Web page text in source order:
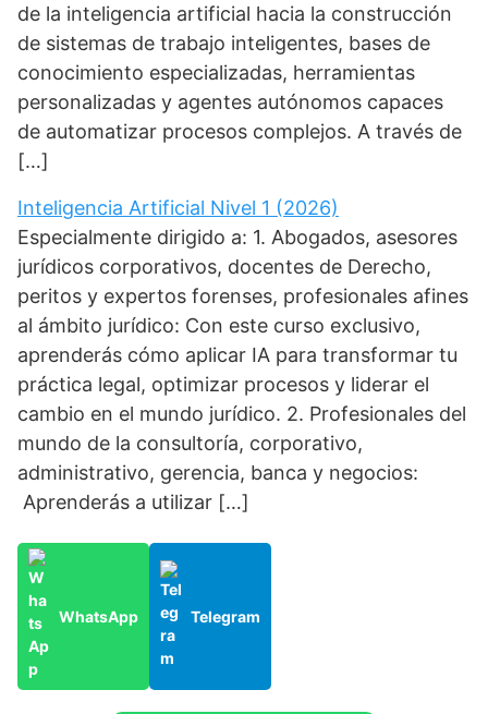
de la inteligencia artificial hacia la construcción
de sistemas de trabajo inteligentes, bases de
conocimiento especializadas, herramientas
personalizadas y agentes autónomos capaces
de automatizar procesos complejos. A través de
[…]
Inteligencia Artificial Nivel 1 (2026)
Especialmente dirigido a: 1. Abogados, asesores
jurídicos corporativos, docentes de Derecho,
peritos y expertos forenses, profesionales afines
al ámbito jurídico: Con este curso exclusivo,
aprenderás cómo aplicar IA para transformar tu
práctica legal, optimizar procesos y liderar el
cambio en el mundo jurídico. 2. Profesionales del
mundo de la consultoría, corporativo,
administrativo, gerencia, banca y negocios:
Aprenderás a utilizar […]
WhatsApp Telegram